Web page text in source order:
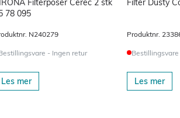
78 095
N240279
- Ingen retur
Les mer
Produktnr.
Les mer